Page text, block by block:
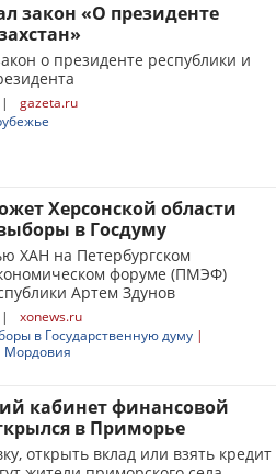
закон «О президенте
о президенте республики и
|
gazeta.ru
Херсонской области
в Госдуму
ХАН на Петербургском
форуме (ПМЭФ)
Артем Здунов
|
xonews.ru
в Государственную думу |
Мордовия
кабинет финансовой
в Приморье
открыть вклад или взять кредит